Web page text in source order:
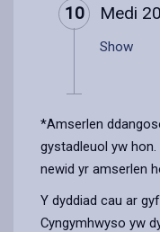
10 Medi
Show
*Amserlen
gystadleuol yw
newid yr amserlen
Y dyddiad cau ar
Cyngymhwyso yw